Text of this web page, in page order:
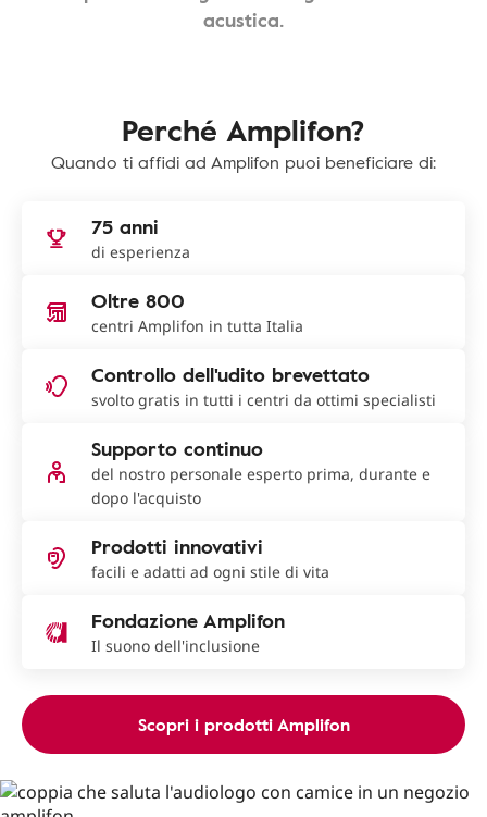
acustica.
Perché Amplifon?
Quando ti affidi ad Amplifon puoi beneficiare di:
75 anni
di esperienza
Oltre 800
centri Amplifon in tutta Italia
Controllo dell'udito brevettato
svolto gratis in tutti i centri da ottimi specialisti
Supporto continuo
del nostro personale esperto prima, durante e
dopo l'acquisto
Prodotti innovativi
facili e adatti ad ogni stile di vita
Fondazione Amplifon
Il suono dell'inclusione
Scopri i prodotti Amplifon